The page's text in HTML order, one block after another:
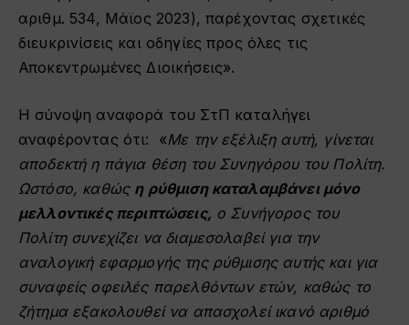
αριθμ. 534, Μάϊος 2023), παρέχοντας σχετικές
διευκρινίσεις και οδηγίες προς όλες τις
Αποκεντρωμένες Διοικήσεις».
Η σύνοψη αναφορά του ΣτΠ καταλήγει
αναφέροντας ότι: «Με την εξέλιξη αυτή, γίνεται
αποδεκτή η πάγια θέση του Συνηγόρου του Πολίτη.
Ωστόσο, καθώς η ρύθμιση καταλαμβάνει μόνο
μελλοντικές περιπτώσεις, ο Συνήγορος του
Πολίτη συνεχίζει να διαμεσολαβεί για την
αναλογική εφαρμογής της ρύθμισης αυτής και για
συναφείς οφειλές παρελθόντων ετών, καθώς το
ζήτημα εξακολουθεί να απασχολεί ικανό αριθμό